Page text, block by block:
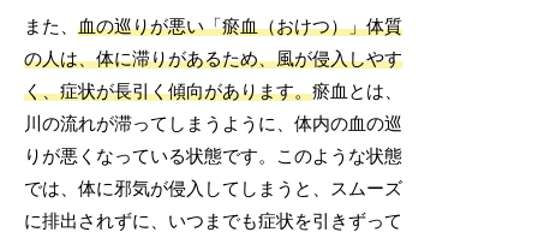
また、血の巡りが悪い「瘀血（おけつ）」体質
の人は、体に滞りがあるため、風が侵入しやす
く、症状が長引く傾向があります。瘀血とは、
川の流れが滞ってしまうように、体内の血の巡
りが悪くなっている状態です。このような状態
では、体に邪気が侵入してしまうと、スムーズ
に排出されずに、いつまでも症状を引きずって